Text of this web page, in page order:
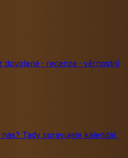
dovolené · recenze · věrnostní
Tady spravujete kalendář,